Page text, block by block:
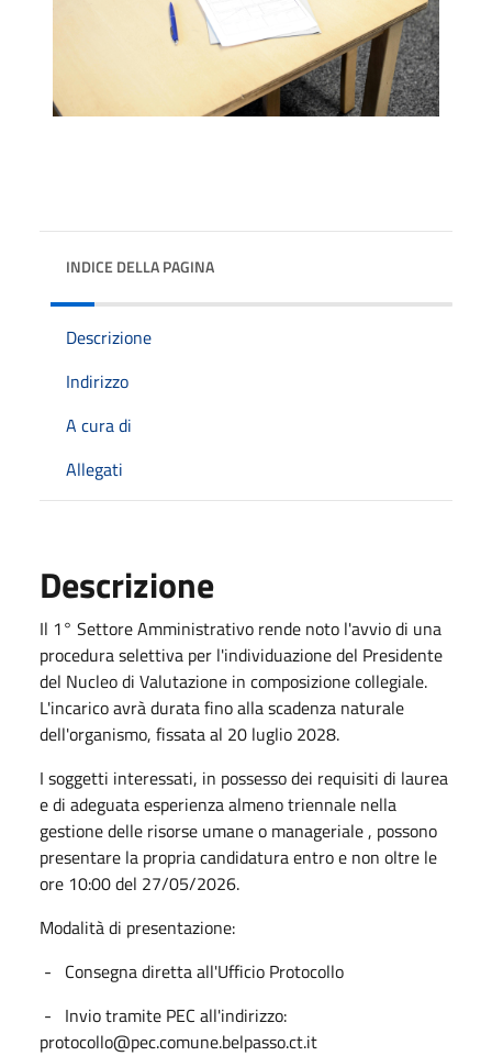
INDICE DELLA PAGINA
Descrizione
Indirizzo
A cura di
Allegati
Descrizione
Il 1° Settore Amministrativo rende noto l'avvio di una
procedura selettiva per l'individuazione del Presidente
del Nucleo di Valutazione in composizione collegiale.
L'incarico avrà durata fino alla scadenza naturale
dell'organismo, fissata al 20 luglio 2028.
I soggetti interessati, in possesso dei requisiti di laurea
e di adeguata esperienza almeno triennale nella
gestione delle risorse umane o manageriale , possono
presentare la propria candidatura entro e non oltre le
ore 10:00 del 27/05/2026.
Modalità di presentazione:
- Consegna diretta all'Ufficio Protocollo
- Invio tramite PEC all'indirizzo:
protocollo@pec.comune.belpasso.ct.it